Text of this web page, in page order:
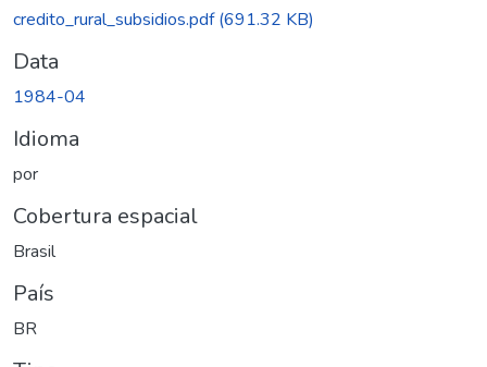
credito_rural_subsidios.pdf(691.32 KB)
Data
1984-04
Idioma
por
Cobertura espacial
Brasil
País
BR